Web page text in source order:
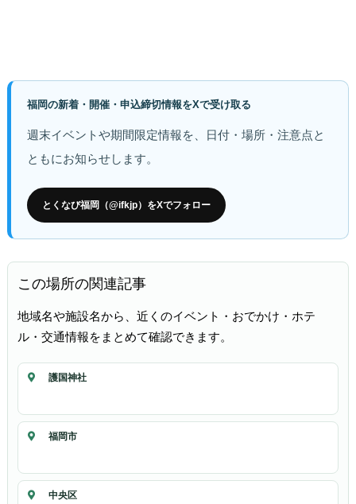
福岡の新着・開催・申込締切情報をXで受け取る
週末イベントや期間限定情報を、日付・場所・注意点と
ともにお知らせします。
とくなび福岡（@ifkjp）をXでフォロー
この場所の関連記事
地域名や施設名から、近くのイベント・おでかけ・ホテ
ル・交通情報をまとめて確認できます。
護国神社
福岡市
中央区